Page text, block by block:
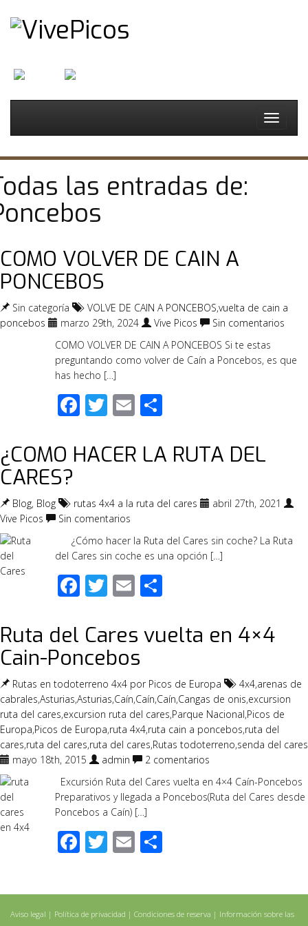
Toggle
las entradas de:
COMO VOLVER DE CAIN A
PONCEBOS
Sin categoría VOLVE DE CAIN A PONCEBOS,vuelta de cain a
poncebos
marzo 29th, 2024 Vive Picos
Sin comentarios
COMO VOLVER DE CAIN A PONCEBOS Si te estas
preguntando como volver de Caín a Poncebos, es que
has hecho […]
Facebook
Twitter
EmailCompartir
¿COMO HACER LA RUTA DEL
CARES?
Blog, Blog rutas 4x4 a la ruta del cares
abril 27th, 2021
Vive Picos
Sin comentarios
¿Cómo hacer la Ruta del Cares sin coche? La Ruta
del Cares sin coche es una opción […]
Facebook
Twitter
EmailCompartir
Ruta del Cares vuelta en 4×4
Cain-Poncebos
Rutas en todoterreno 4x4 por Picos de Europa 4x4,arenas de
cabrales,Asturias,Asturias,Caín,Caín,Caín,Cangas de onis,excursion
ruta del cares,excursion ruta del cares,Parque Nacional,Picos de
Europa,Picos de Europa,ruta 4x4,ruta cain a poncebos,ruta del
cares,ruta del cares,ruta del cares,Rutas todoterreno,senda del cares
mayo 18th, 2015
admin
2 comentarios
Excursión Ruta del Cares vuelta en 4×4 Caín-Poncebos
Preparativos y llegada a Poncebos(Ruta del Cares desde
Poncebos a Caín) […]
Facebook
Twitter
EmailCompartir
Aviso legal | Política de privacidad | Condiciones de reserva | Información sobre las